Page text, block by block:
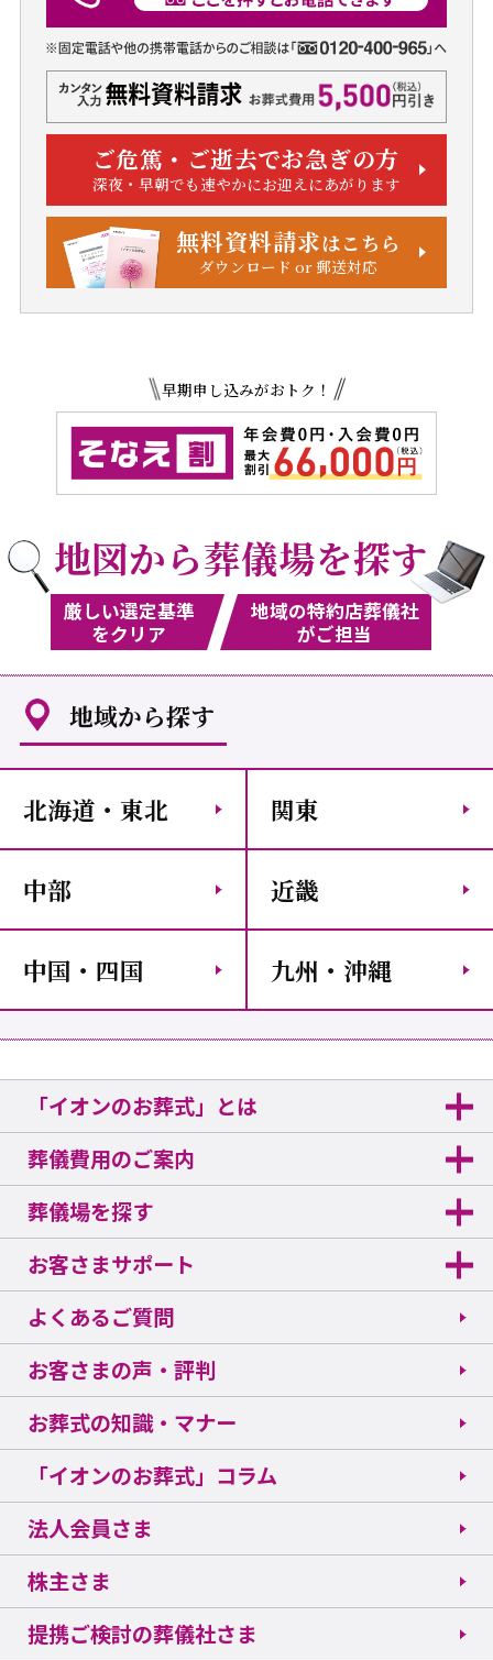
ご危篤・ご逝去でお急ぎの方
深夜・早朝でも速やかにお迎えにあがります
無料資料請求はこちら
ダウンロード or 郵送対応
早期申し込みがおトク！
地図から葬儀場を探す
厳しい選定基準
をクリア
地域の特約店葬儀社
がご担当
地域から探す
北海道・東北 関東
中部 近畿
中国・四国 九州・沖縄
「イオンのお葬式」とは
葬儀費用のご案内
葬儀場を探す
お客さまサポート
よくあるご質問
お客さまの声・評判
お葬式の知識・マナー
「イオンのお葬式」コラム
法人会員さま
株主さま
提携ご検討の葬儀社さま